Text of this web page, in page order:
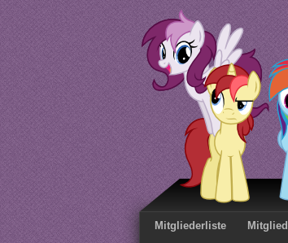
Mitgliederliste